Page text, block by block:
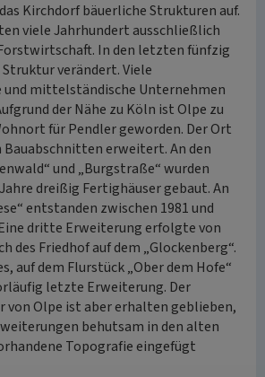
Kirchdorf bäuerliche Strukturen auf.
viele Jahrhundert ausschließlich
In den letzten fünfzig
verändert. Viele
mittelständische Unternehmen
der Nähe zu Köln ist Olpe zu
für Pendler geworden. Der Ort
erweitert. An den
und „Burgstraße“ wurden
dreißig Fertighäuser gebaut. An
entstanden zwischen 1981 und
Eine dritte Erweiterung erfolgte von
des Friedhof auf dem „Glockenberg“.
auf dem Flurstück „Ober dem Hofe“
letzte Erweiterung. Der
von Olpe ist aber erhalten geblieben,
behutsam in den alten
Topografie eingefügt